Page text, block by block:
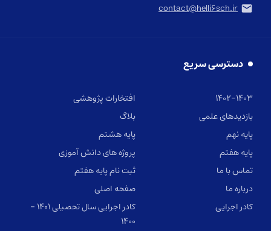
contact@helli۶sch.ir
دسترسی سریع
۱۴۰۲-۱۴۰۳
افتخارات پژوهشی
بازدیدهای علمی
بلاگ
پایه نهم
پایه هشتم
پایه هفتم
پروژه های دانش آموزی
تماس با ما
ثبت نام پایه هفتم
درباره ما
صفحه اصلی
کادر اجرایی
کادر اجرایی سال تحصیلی ۱۴۰۱ –
۱۴۰۰